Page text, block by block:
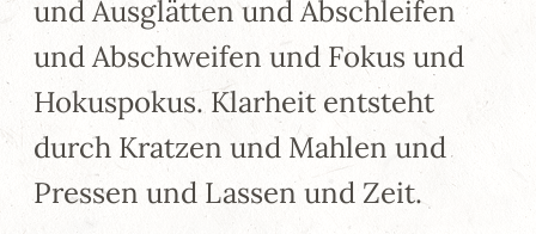
und Ausglätten und Abschleifen
und Abschweifen und Fokus und
Hokuspokus. Klarheit entsteht
durch Kratzen und Mahlen und
Pressen und Lassen und Zeit.